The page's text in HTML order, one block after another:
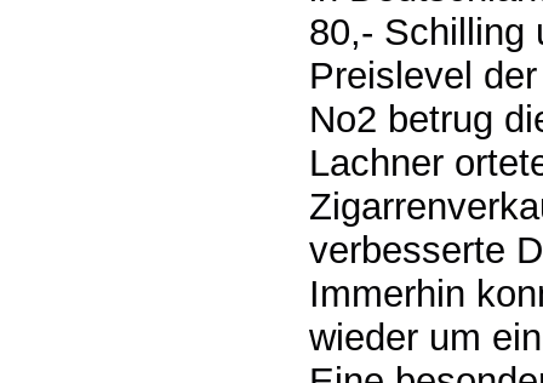
80,- Schilling
Preislevel
No2 betrug
Lachner
verbesserte
Immerhin
wieder um